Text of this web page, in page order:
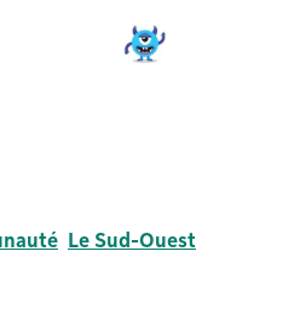
Le Sud-Ouest